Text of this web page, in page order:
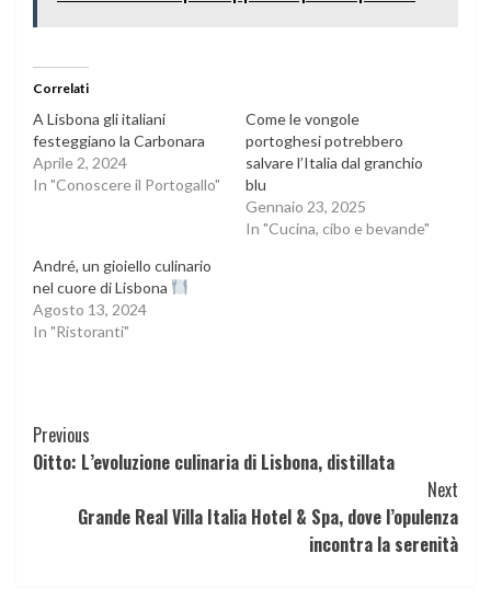
Correlati
A Lisbona gli italiani
festeggiano la Carbonara
Aprile 2, 2024
In "Conoscere il Portogallo"
Come le vongole
portoghesi potrebbero
salvare l’Italia dal granchio
blu
Gennaio 23, 2025
In "Cucina, cibo e bevande"
André, un gioiello culinario
nel cuore di Lisbona
Agosto 13, 2024
In "Ristoranti"
Continue
Reading
Previous
Oitto: L’evoluzione culinaria di Lisbona, distillata
Next
Grande Real Villa Italia Hotel & Spa, dove l’opulenza
incontra la serenità